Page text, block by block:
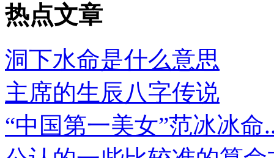
热点文章
洞下水命是什么意思
主席的生辰八字传说
“中国第一美女”范冰冰命